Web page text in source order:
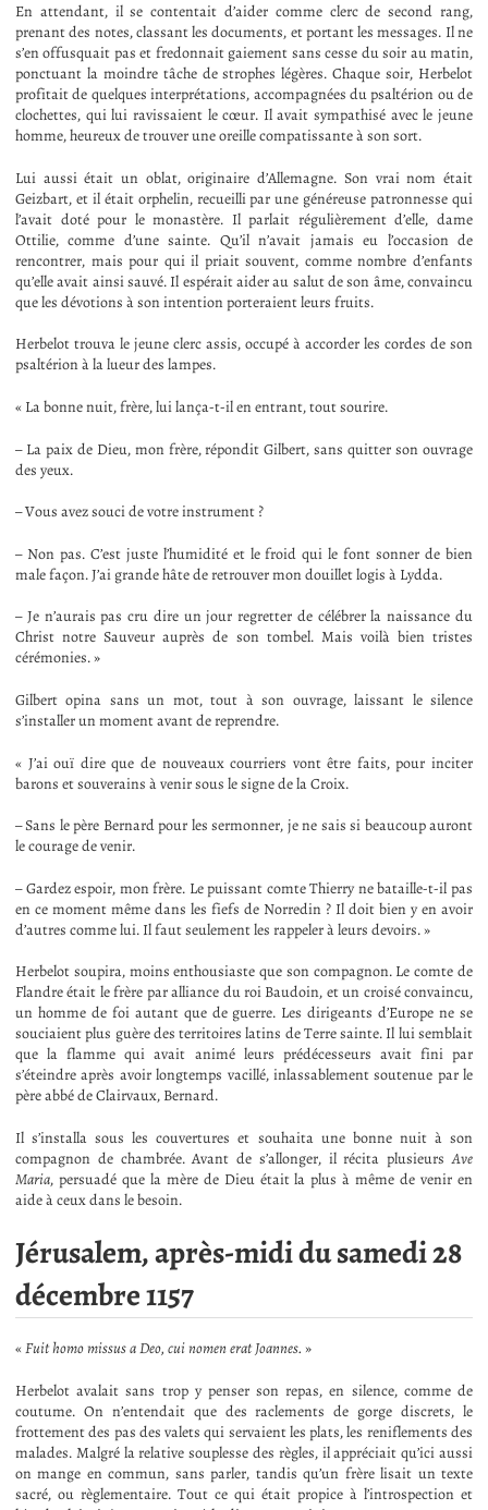
En attendant, il se contentait d’aider comme clerc de second rang,
prenant des notes, classant les documents, et portant les messages. Il ne
s’en offusquait pas et fredonnait gaiement sans cesse du soir au matin,
ponctuant la moindre tâche de strophes légères. Chaque soir, Herbelot
profitait de quelques interprétations, accompagnées du psaltérion ou de
clochettes, qui lui ravissaient le cœur. Il avait sympathisé avec le jeune
homme, heureux de trouver une oreille compatissante à son sort.
Lui aussi était un oblat, originaire d’Allemagne. Son vrai nom était
Geizbart, et il était orphelin, recueilli par une généreuse patronnesse qui
l’avait doté pour le monastère. Il parlait régulièrement d’elle, dame
Ottilie, comme d’une sainte. Qu’il n’avait jamais eu l’occasion de
rencontrer, mais pour qui il priait souvent, comme nombre d’enfants
qu’elle avait ainsi sauvé. Il espérait aider au salut de son âme, convaincu
que les dévotions à son intention porteraient leurs fruits.
Herbelot trouva le jeune clerc assis, occupé à accorder les cordes de son
psaltérion à la lueur des lampes.
« La bonne nuit, frère, lui lança-t-il en entrant, tout sourire.
– La paix de Dieu, mon frère, répondit Gilbert, sans quitter son ouvrage
des yeux.
– Vous avez souci de votre instrument ?
– Non pas. C’est juste l’humidité et le froid qui le font sonner de bien
male façon. J’ai grande hâte de retrouver mon douillet logis à Lydda.
– Je n’aurais pas cru dire un jour regretter de célébrer la naissance du
Christ notre Sauveur auprès de son tombel. Mais voilà bien tristes
cérémonies. »
Gilbert opina sans un mot, tout à son ouvrage, laissant le silence
s’installer un moment avant de reprendre.
« J’ai ouï dire que de nouveaux courriers vont être faits, pour inciter
barons et souverains à venir sous le signe de la Croix.
– Sans le père Bernard pour les sermonner, je ne sais si beaucoup auront
le courage de venir.
– Gardez espoir, mon frère. Le puissant comte Thierry ne bataille-t-il pas
en ce moment même dans les fiefs de Norredin ? Il doit bien y en avoir
d’autres comme lui. Il faut seulement les rappeler à leurs devoirs. »
Herbelot soupira, moins enthousiaste que son compagnon. Le comte de
Flandre était le frère par alliance du roi Baudoin, et un croisé convaincu,
un homme de foi autant que de guerre. Les dirigeants d’Europe ne se
souciaient plus guère des territoires latins de Terre sainte. Il lui semblait
que la flamme qui avait animé leurs prédécesseurs avait fini par
s’éteindre après avoir longtemps vacillé, inlassablement soutenue par le
père abbé de Clairvaux, Bernard.
Il s’installa sous les couvertures et souhaita une bonne nuit à son
compagnon de chambrée. Avant de s’allonger, il récita plusieursAve
Maria, persuadé que la mère de Dieu était la plus à même de venir en
aide à ceux dans le besoin.
Jérusalem, après-midi du samedi 28
décembre 1157
«Fuit homo missus a Deo, cui nomen erat Joannes. »
Herbelot avalait sans trop y penser son repas, en silence, comme de
coutume. On n’entendait que des raclements de gorge discrets, le
frottement des pas des valets qui servaient les plats, les reniflements des
malades. Malgré la relative souplesse des règles, il appréciait qu’ici aussi
on mange en commun, sans parler, tandis qu’un frère lisait un texte
sacré, ou règlementaire. Tout ce qui était propice à l’introspection et